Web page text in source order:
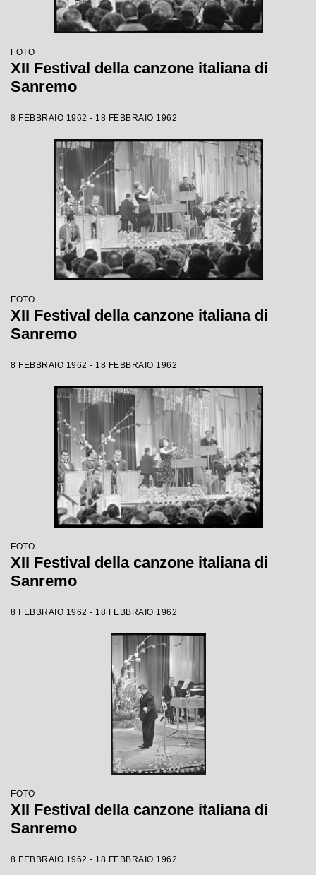
FOTO
XII Festival della canzone italiana di
Sanremo
8 FEBBRAIO 1962 - 18 FEBBRAIO 1962
FOTO
XII Festival della canzone italiana di
Sanremo
8 FEBBRAIO 1962 - 18 FEBBRAIO 1962
FOTO
XII Festival della canzone italiana di
Sanremo
8 FEBBRAIO 1962 - 18 FEBBRAIO 1962
FOTO
XII Festival della canzone italiana di
Sanremo
8 FEBBRAIO 1962 - 18 FEBBRAIO 1962